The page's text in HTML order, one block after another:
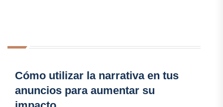
Cómo utilizar la narrativa en tus
anuncios para aumentar su